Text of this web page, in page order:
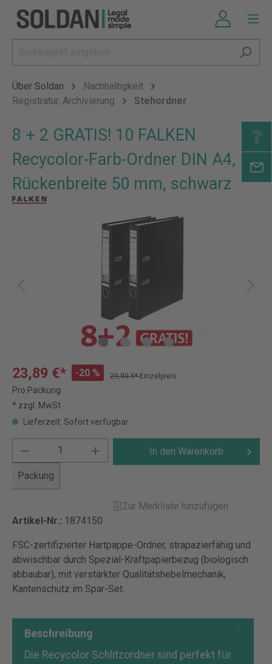
Über Soldan
Nachhaltigkeit
Registratur, Archivierung
Stehordner
8 + 2 GRATIS! 10 FALKEN
Recycolor-Farb-Ordner DIN A4,
Rückenbreite 50 mm, schwarz
23,89 €* -20 % 29,90 €*Einzelpreis
Pro Packung
* zzgl. MwSt.
Lieferzeit: Sofort verfügbar
Packung
In den Warenkorb
Zur Merkliste hinzufügen
Artikel-Nr.: 1874150
FSC-zertifizierter Hartpappe-Ordner, strapazierfähig und
abwischbar durch Spezial-Kraftpapierbezug (biologisch
abbaubar), mit verstärkter Qualitätshebelmechanik,
Kantenschutz im Spar-Set.
Beschreibung
Die Recycolor Schlitzordner sind perfekt für